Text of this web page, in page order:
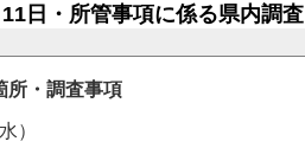
日・所管事項に係る県内調査
所・調査事項
）